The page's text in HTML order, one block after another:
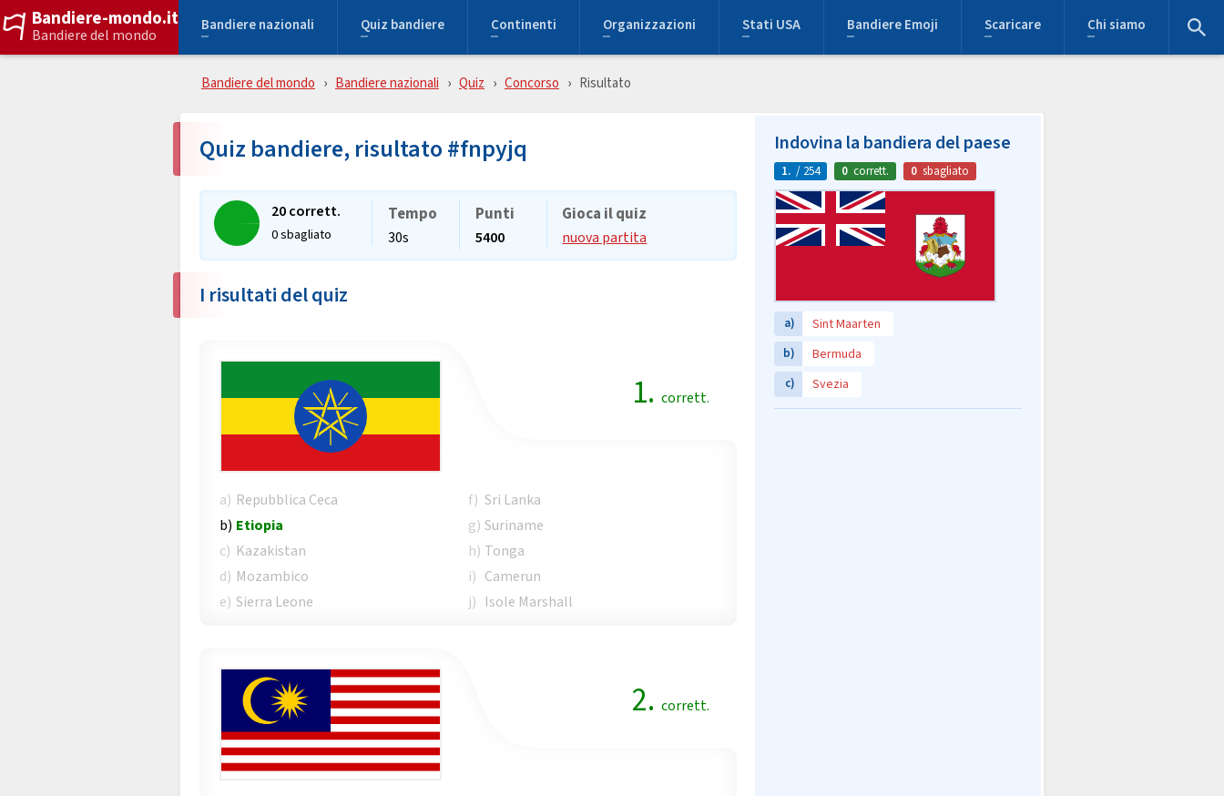
Bandiere-mondo.it
Bandiere del mondo
Bandiere nazionali Quiz bandiere Continenti Organizzazioni Stati USA Bandiere Emoji Scaricare Chi siamo
Bandiere del mondo Bandiere nazionali Quiz Concorso Risultato
Quiz bandiere, risultato #fnpyjq
20 corrett.
0 sbagliato
Tempo
30s
Punti
5400
Gioca il quiz
nuova partita
I risultati del quiz
1. corrett.
a) Repubblica Ceca
b) Etiopia
c) Kazakistan
d) Mozambico
e) Sierra Leone
f) Sri Lanka
g) Suriname
h) Tonga
i) Camerun
j) Isole Marshall
2. corrett.
Indovina la bandiera del paese
1. / 254 0 corrett. 0 sbagliato
a) Sint Maarten
b) Bermuda
c) Svezia